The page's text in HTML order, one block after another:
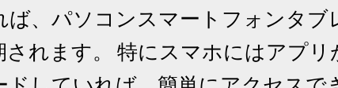
、パソコンスマートフォンタブ
れます。 特にスマホにはアプリ